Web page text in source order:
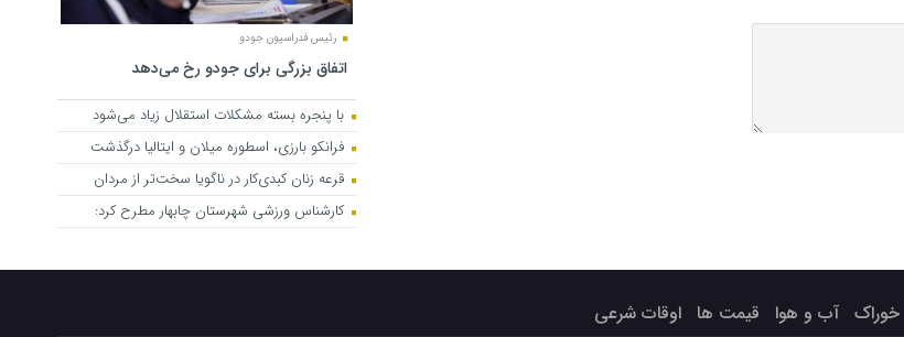
رئیس فدراسیون جودو
اتفاق بزرگی برای جودو رخ می‌دهد
با پنجره بسته مشکلات استقلال زیاد می‌شود
فرانکو بارزی، اسطوره میلان و ایتالیا درگذشت
قرعه زنان کبدی‌کار در ناگویا سخت‌تر از مردان
کارشناس ورزشی شهرستان چابهار مطرح کرد:
خوراک آب و هوا قیمت ها اوقات شرعی